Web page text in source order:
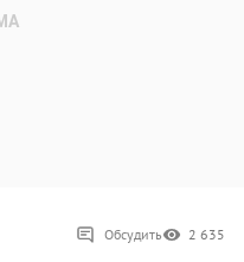
Обсудить 2 635